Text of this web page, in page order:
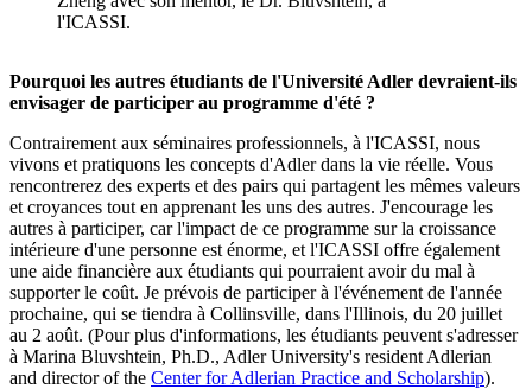
l'ICASSI.
Pourquoi les autres étudiants de l'Université Adler devraient-ils
envisager de participer au programme d'été ?
Contrairement aux séminaires professionnels, à l'ICASSI, nous
vivons et pratiquons les concepts d'Adler dans la vie réelle. Vous
rencontrerez des experts et des pairs qui partagent les mêmes valeurs
et croyances tout en apprenant les uns des autres. J'encourage les
autres à participer, car l'impact de ce programme sur la croissance
intérieure d'une personne est énorme, et l'ICASSI offre également
une aide financière aux étudiants qui pourraient avoir du mal à
supporter le coût. Je prévois de participer à l'événement de l'année
prochaine, qui se tiendra à Collinsville, dans l'Illinois, du 20 juillet
au 2 août. (Pour plus d'informations, les étudiants peuvent s'adresser
à Marina Bluvshtein, Ph.D., Adler University's resident Adlerian
and director of the Center for Adlerian Practice and Scholarship).